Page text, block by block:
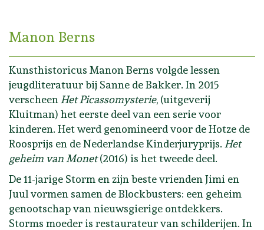
Manon Berns
Kunsthistoricus Manon Berns volgde lessen
jeugdliteratuur bij Sanne de Bakker. In 2015
verscheen Het Picassomysterie, (uitgeverij
Kluitman) het eerste deel van een serie voor
kinderen. Het werd genomineerd voor de Hotze de
Roosprijs en de Nederlandse Kinderjuryprijs. Het
geheim van Monet(2016) is het tweede deel.
De 11-jarige Storm en zijn beste vrienden Jimi en
Juul vormen samen de Blockbusters: een geheim
genootschap van nieuwsgierige ontdekkers.
Storms moeder is restaurateur van schilderijen. In